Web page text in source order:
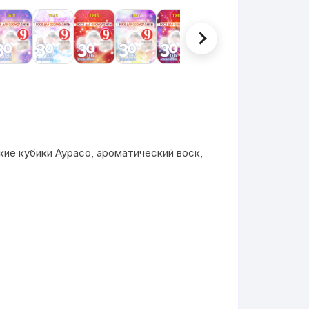
кубики Аурасо, ароматический воск,